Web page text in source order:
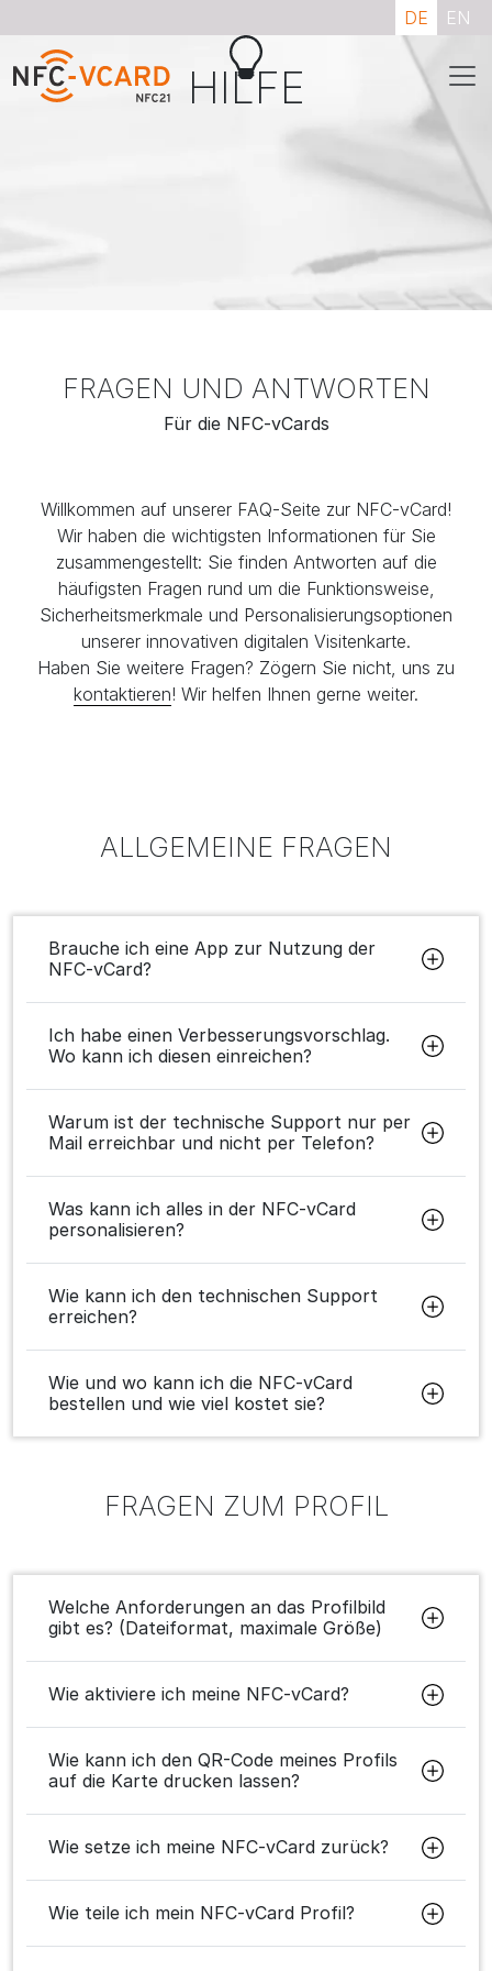
DE EN
HILFE
FRAGEN UND ANTWORTEN
Für die NFC-vCards
Willkommen auf unserer FAQ-Seite zur NFC-vCard!
Wir haben die wichtigsten Informationen für Sie
zusammengestellt: Sie finden Antworten auf die
häufigsten Fragen rund um die Funktionsweise,
Sicherheitsmerkmale und Personalisierungsoptionen
unserer innovativen digitalen Visitenkarte.
Haben Sie weitere Fragen? Zögern Sie nicht, uns zu
kontaktieren! Wir helfen Ihnen gerne weiter.
ALLGEMEINE FRAGEN
Brauche ich eine App zur Nutzung der
NFC-vCard?
Ich habe einen Verbesserungsvorschlag.
Wo kann ich diesen einreichen?
Warum ist der technische Support nur per
Mail erreichbar und nicht per Telefon?
Was kann ich alles in der NFC-vCard
personalisieren?
Wie kann ich den technischen Support
erreichen?
Wie und wo kann ich die NFC-vCard
bestellen und wie viel kostet sie?
FRAGEN ZUM PROFIL
Welche Anforderungen an das Profilbild
gibt es? (Dateiformat, maximale Größe)
Wie aktiviere ich meine NFC-vCard?
Wie kann ich den QR-Code meines Profils
auf die Karte drucken lassen?
Wie setze ich meine NFC-vCard zurück?
Wie teile ich mein NFC-vCard Profil?